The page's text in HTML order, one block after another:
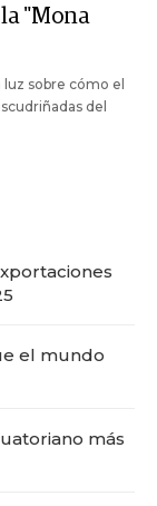
"Mona
sobre cómo el
del
el mundo
más